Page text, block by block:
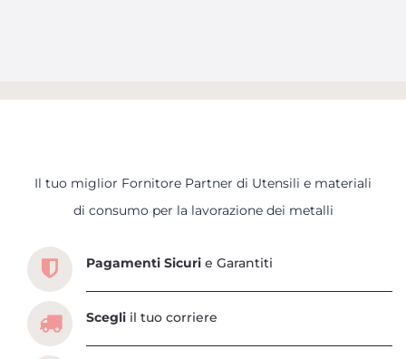
Il tuo miglior Fornitore Partner di Utensili e materiali
di consumo per la lavorazione dei metalli
Scopri tutti i servizi che ti abbiamo dedicato
Pagamenti Sicuri e Garantiti
Scegli il tuo corriere